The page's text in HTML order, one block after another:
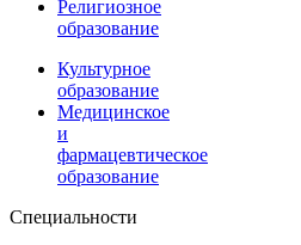
Религиозное
образование
Культурное
образование
Медицинское
и
фармацевтическое
образование
Специальности